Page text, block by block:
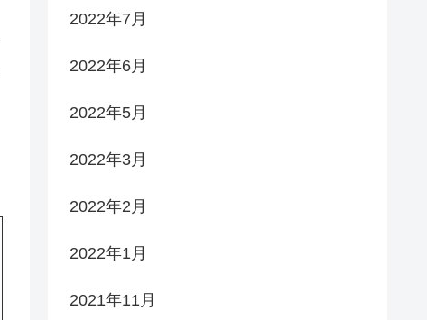
2022年7月
2022年6月
2022年5月
2022年3月
2022年2月
2022年1月
2021年11月